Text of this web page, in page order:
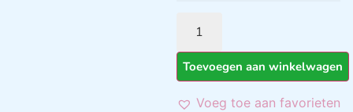
Toevoegen aan winkelwagen
Voeg toe aan favorieten